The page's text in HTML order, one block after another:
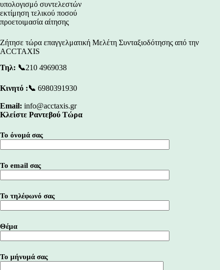
υπολογισμό συντελεστών
εκτίμηση τελικού ποσού
προετοιμασία αίτησης
Ζήτησε τώρα επαγγελματική Μελέτη Συνταξιοδότησης από την
ACCTAXIS
Τηλ: 📞210 4969038
Κινητό :📞 6980391930
Email: info@acctaxis.gr
Κλείστε Ραντεβού Τώρα
Το όνομά σας
Το email σας
Το τηλέφωνό σας
Θέμα
Το μήνυμά σας